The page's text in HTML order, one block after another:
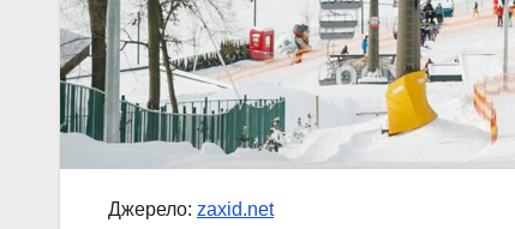
Джерело: zaxid.net